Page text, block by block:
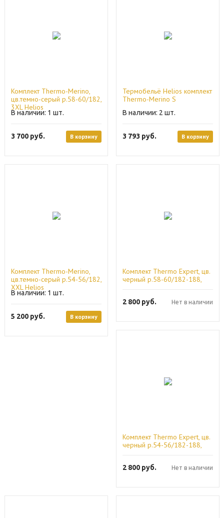
Комплект Thermo-Merino,
цв.темно-серый р.58-60/182,
3XL Helios
1
3 700 руб. В корзину
Термобельё Helios комплект
Thermo-Merino S
2
3 793 руб. В корзину
Комплект Thermo-Merino,
цв.темно-серый р.54-56/182,
ХXL Helios
1
5 200 руб. В корзину
Комплект Thermo Expert, цв.
черный р.58-60/182-188,
2 800 руб. Нет в наличии
Комплект Thermo Expert, цв.
черный р.54-56/182-188,
2 800 руб. Нет в наличии